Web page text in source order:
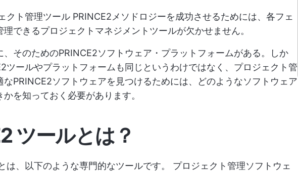
クト管理ツール PRINCE2メソドロジーを成功させるためには、各フェ
できるプロジェクトマネジメントツールが欠かせません。
、そのためのPRINCE2ソフトウェア・プラットフォームがある。しか
ツールやプラットフォームも同じというわけではなく、プロジェクト管
なPRINCE2ソフトウェアを見つけるためには、どのようなソフトウェア
を知っておく必要があります。
ツールとは？
は、以下のような専門的なツールです。 プロジェクト管理ソフトウェ